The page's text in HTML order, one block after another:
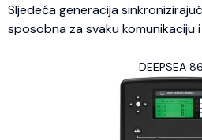
Sljedeća generacija
sposobna za svaku komunikaciju
DEEPSEA